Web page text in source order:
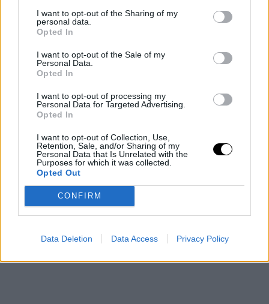
I want to opt-out of the Sharing of my
personal data.
Opted In
I want to opt-out of the Sale of my
Personal Data.
Opted In
I want to opt-out of processing my
Personal Data for Targeted Advertising.
Opted In
I want to opt-out of Collection, Use,
Retention, Sale, and/or Sharing of my
Personal Data that Is Unrelated with the
Purposes for which it was collected.
Opted Out
CONFIRM
Data Deletion Data Access Privacy Policy
Hardaway son las siguientes, cuando le preguntaron
"Bueno, sabes que odio a los homosexuales, así que se
lo hago saber. No me gusta la gente homosexual y no
No me gusta. No deberían estar en el mundo o en los
Estados Unidos. Así que sí, no me gusta ".